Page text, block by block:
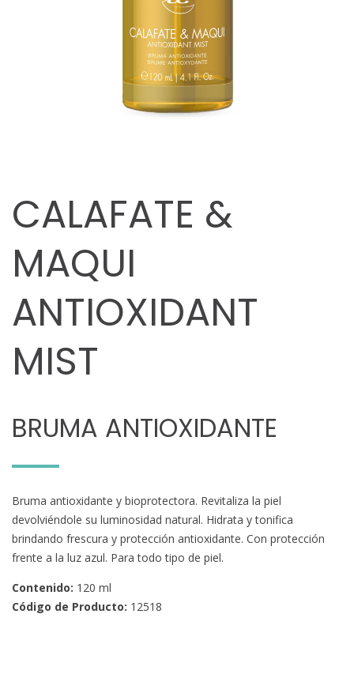
CALAFATE &
MAQUI
ANTIOXIDANT
MIST
BRUMA ANTIOXIDANTE
Bruma antioxidante y bioprotectora. Revitaliza la piel
devolviéndole su luminosidad natural. Hidrata y tonifica
brindando frescura y protección antioxidante. Con protección
frente a la luz azul. Para todo tipo de piel.
Contenido: 120 ml
Código de Producto: 12518